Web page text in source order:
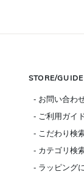
STORE/GUIDE
- お問い合わ
- ご利用ガイ
- こだわり検
- カテゴリ検
- ラッピング